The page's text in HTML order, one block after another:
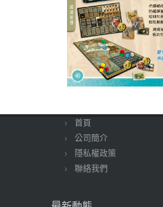
首頁
公司簡介
隱私權政策
聯絡我們